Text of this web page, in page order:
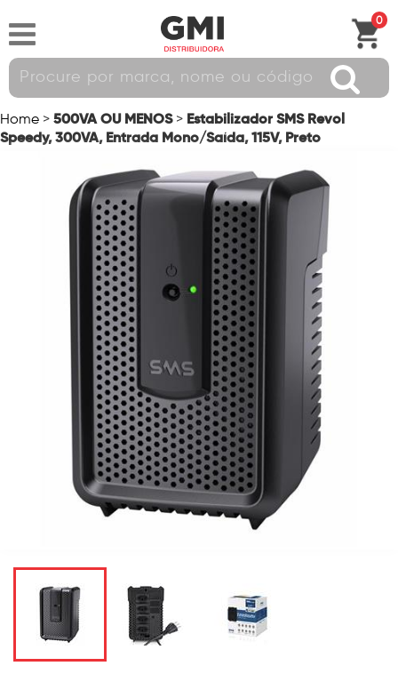
0
Home > 500VA OU MENOS > Estabilizador SMS Revol
Speedy, 300VA, Entrada Mono/Saída, 115V, Preto